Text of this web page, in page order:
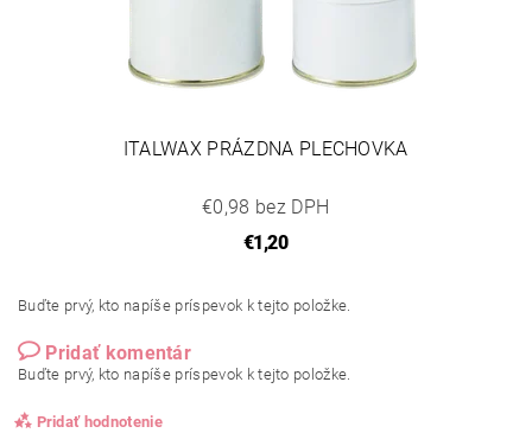
ITALWAX PRÁZDNA PLECHOVKA
€0,98 bez DPH
€1,20
Buďte prvý, kto napíše príspevok k tejto položke.
Pridať komentár
Buďte prvý, kto napíše príspevok k tejto položke.
Pridať hodnotenie